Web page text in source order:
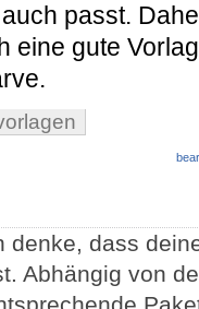
passt.
eine gute
denke, dass
Abhängig von